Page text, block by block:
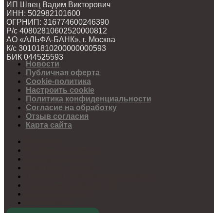
ИП Швец Вадим Викторович
ИНН: 502982101600
ОГРНИП: 316774600246390
Р/с 40802810602520000812
АО «АЛЬФА-БАНК», г. Москва
К/с 30101810200000000593
БИК 044525593
Новости
Публичная оферта
Cookie-политика
Настроить cookie
Политика конфиденциальности
Согласие на обработку
Отзыв согласия
Карта сайта